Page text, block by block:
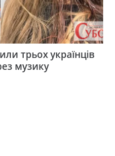
трьох українців
музику